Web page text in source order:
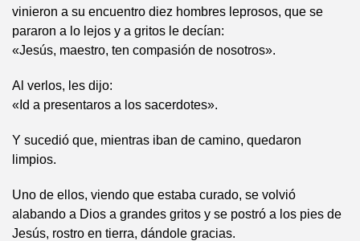
vinieron a su encuentro diez hombres leprosos, que se
pararon a lo lejos y a gritos le decían:
«Jesús, maestro, ten compasión de nosotros».
Al verlos, les dijo:
«Id a presentaros a los sacerdotes».
Y sucedió que, mientras iban de camino, quedaron
limpios.
Uno de ellos, viendo que estaba curado, se volvió
alabando a Dios a grandes gritos y se postró a los pies de
Jesús, rostro en tierra, dándole gracias.